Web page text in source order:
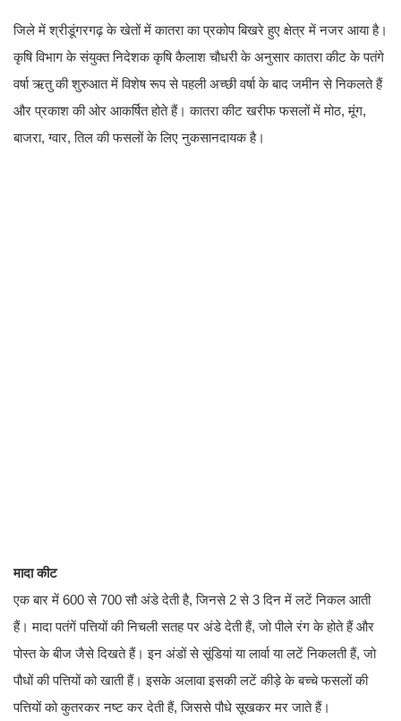
जिले में श्रीडूंगरगढ़ के खेतों में कातरा का प्रकोप बिखरे हुए क्षेत्र में नजर आया है।
कृषि विभाग के संयुक्त निदेशक कृषि कैलाश चौधरी के अनुसार कातरा कीट के पतंगे
वर्षा ऋतु की शुरुआत में विशेष रूप से पहली अच्छी वर्षा के बाद जमीन से निकलते हैं
और प्रकाश की ओर आकर्षित होते हैं। कातरा कीट खरीफ फसलों में मोठ, मूंग,
बाजरा, ग्वार, तिल की फसलों के लिए नुकसानदायक है।
मादा कीट
एक बार में 600 से 700 सौ अंडे देती है, जिनसे 2 से 3 दिन में लटें निकल आती
हैं। मादा पतंगें पत्तियों की निचली सतह पर अंडे देती हैं, जो पीले रंग के होते हैं और
पोस्त के बीज जैसे दिखते हैं। इन अंडों से सूंडियां या लार्वा या लटें निकलती हैं, जो
पौधों की पत्तियों को खाती हैं। इसके अलावा इसकी लटें कीड़े के बच्चे फसलों की
पत्तियों को कुतरकर नष्ट कर देती हैं, जिससे पौधे सूखकर मर जाते हैं।